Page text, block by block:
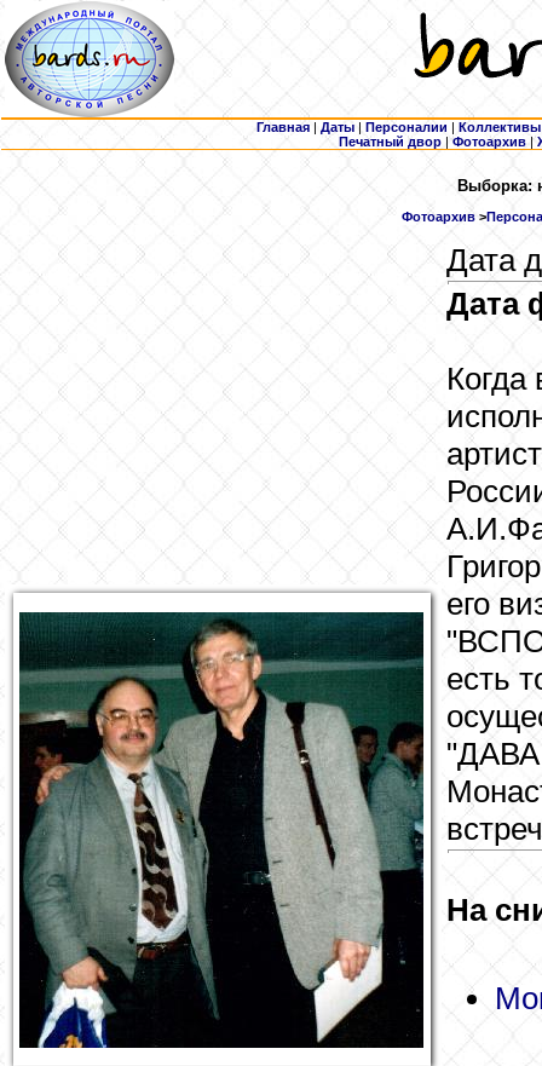
Главная | Даты | Персоналии | Коллективы
Печатный двор |Фотоархив |
Выборка:
Фотоархив>
Дата
Дата
Когда
его
есть
На